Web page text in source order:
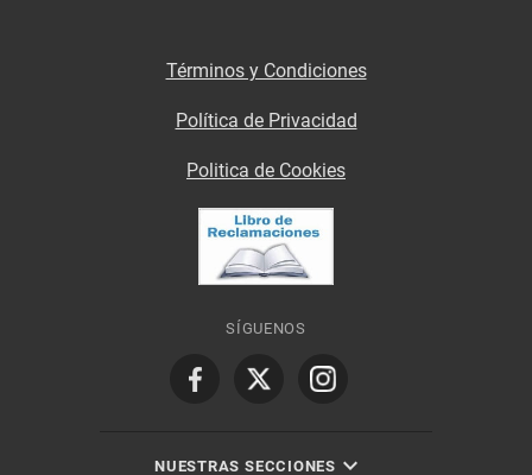
Términos y Condiciones
Política de Privacidad
Politica de Cookies
SÍGUENOS
NUESTRAS SECCIONES